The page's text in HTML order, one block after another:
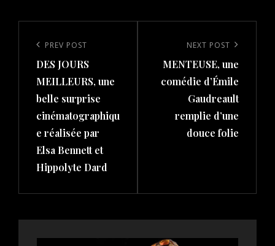
navigation
Previous
Post
PREV POST
DES JOURS
MEILLEURS, une
belle surprise
cinématographiqu
e réalisée par
Elsa Bennett et
Hippolyte Dard
Post
NEXT POST
MENTEUSE, une
comédie d’Émile
Gaudreault
remplie d’une
douce folie